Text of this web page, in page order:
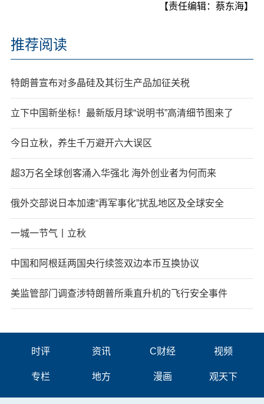
【责任编辑：蔡东海】
推荐阅读
特朗普宣布对多晶硅及其衍生产品加征关税
立下中国新坐标！最新版月球“说明书”高清细节图来了
今日立秋，养生千万避开六大误区
超3万名全球创客涌入华强北 海外创业者为何而来
俄外交部说日本加速“再军事化”扰乱地区及全球安全
一城一节气丨立秋
中国和阿根廷两国央行续签双边本币互换协议
美监管部门调查涉特朗普所乘直升机的飞行安全事件
时评 资讯 C财经 视频
专栏 地方 漫画 观天下